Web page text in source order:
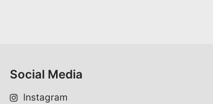
Social Media
Instagram